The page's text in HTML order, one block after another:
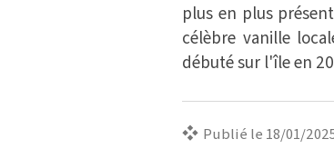
plus en plus
célèbre vanille
débuté sur l'île en
Publié le 18/01/